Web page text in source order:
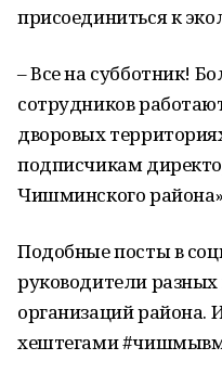
присоединиться к
– Все на субботник!
сотрудников
дворовых
подписчикам
Чишминского
Подобные посты в
руководители
организаций района.
хештегами